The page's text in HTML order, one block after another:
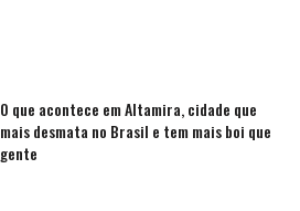
O que acontece em Altamira, cidade que
mais desmata no Brasil e tem mais boi que
gente